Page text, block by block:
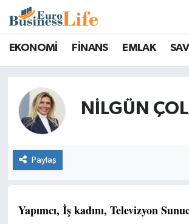
EKONOMİ FİNANS EMLAK
NILGÜN
Paylaş
Yapımcı, İş kadını, Televizyon
Nöbetçi Eczaneler
Namaz Vakitleri
Süper Lig Puan Durumu ve Fikstür